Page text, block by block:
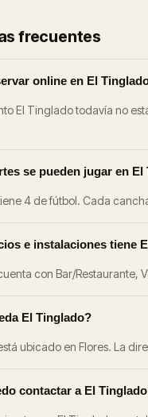
frecuentes
online en El
El Tinglado todavía no
se pueden jugar en
4 de fútbol. Cada
e instalaciones tiene
con Bar/Restaurante,
El Tinglado?
ubicado en Flores. La
contactar a El